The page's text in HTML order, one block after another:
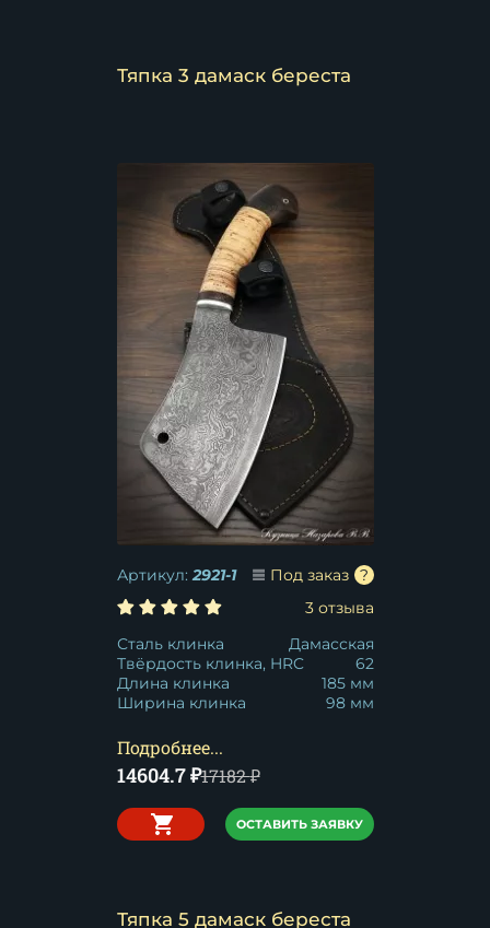
Тяпка 3 дамаск береста
Артикул:2921-1
Под заказ
3 отзыва
Сталь клинка
Дамасская
Твёрдость клинка, HRC
62
Длина клинка
185 мм
Ширина клинка
98 мм
Подробнее...
14604.7₽17182₽
ОСТАВИТЬ ЗАЯВКУ
Тяпка 5 дамаск береста